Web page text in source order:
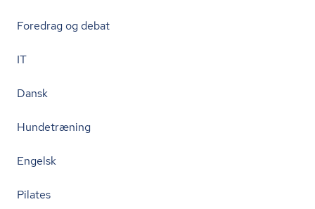
Foredrag og debat
IT
Dansk
Hundetræning
Engelsk
Pilates